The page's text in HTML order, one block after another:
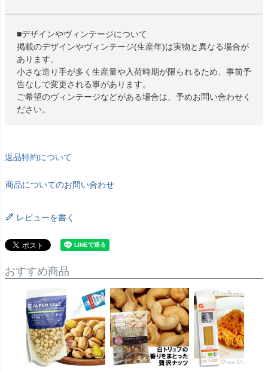
■デザインやヴィンテージについて
掲載のデザインやヴィンテージ(生産年)は実物と異なる場合が
あります。
小さな造り手が多く生産量や入荷時期が限られるため、事前予
告なしで変更される事があります。
ご希望のヴィンテージなどがある場合は、予めお問い合わせく
ださい。
返品特約について
商品についてのお問い合わせ
レビューを書く
おすすめ商品